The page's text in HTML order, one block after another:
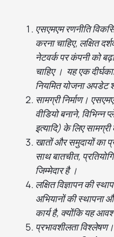
एसएमएम रणनीति
करना चाहिए, लक्षित
नेटवर्क पर कंपनी को
चाहिए । यह एक
नियमित योजना अपडेट
सामग्री निर्माण।
वीडियो बनाने, विभिन्न
इत्यादि) के लिए
खातों और समुदायों का
साथ बातचीत,
जिम्मेदार है ।
लक्षित विज्ञापन की
अभियानों की स्थापना
कार्य है, क्योंकि यह
प्रभावशीलता